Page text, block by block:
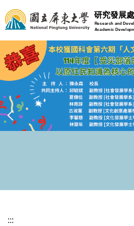
跳
到
主
內
容
區
研究發展
Research and
Academic
:::